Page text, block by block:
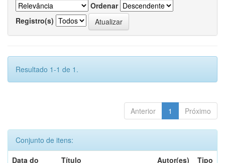
Ordenar
Registro(s)
Resultado 1-1 de 1.
Anterior 1 Próximo
Conjunto de itens:
Data do
Título Autor(es) Tipo